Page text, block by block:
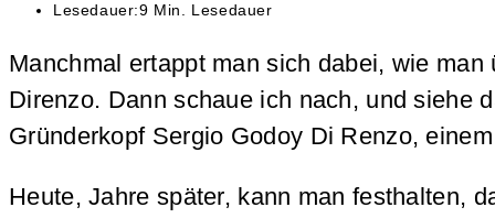
Lesedauer:9 Min. Lesedauer
Manchmal ertappt man sich dabei, wie
Direnzo. Dann schaue ich nach, und siehe
Gründerkopf Sergio Godoy Di Renzo,
Heute, Jahre später, kann man festhalten,